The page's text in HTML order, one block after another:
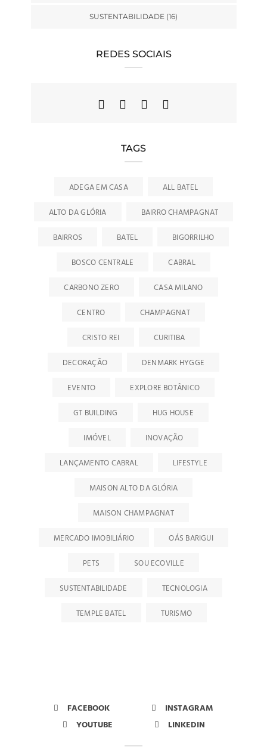
SUSTENTABILIDADE (16)
REDES SOCIAIS
TAGS
ADEGA EM CASA
ALL BATEL
ALTO DA GLÓRIA
BAIRRO CHAMPAGNAT
BAIRROS
BATEL
BIGORRILHO
BOSCO CENTRALE
CABRAL
CARBONO ZERO
CASA MILANO
CENTRO
CHAMPAGNAT
CRISTO REI
CURITIBA
DECORAÇÃO
DENMARK HYGGE
EVENTO
EXPLORE BOTÂNICO
GT BUILDING
HUG HOUSE
IMÓVEL
INOVAÇÃO
LANÇAMENTO CABRAL
LIFESTYLE
MAISON ALTO DA GLÓRIA
MAISON CHAMPAGNAT
MERCADO IMOBILIÁRIO
OÁS BARIGUI
PETS
SOU ECOVILLE
SUSTENTABILIDADE
TECNOLOGIA
TEMPLE BATEL
TURISMO
FACEBOOK
INSTAGRAM
YOUTUBE
LINKEDIN